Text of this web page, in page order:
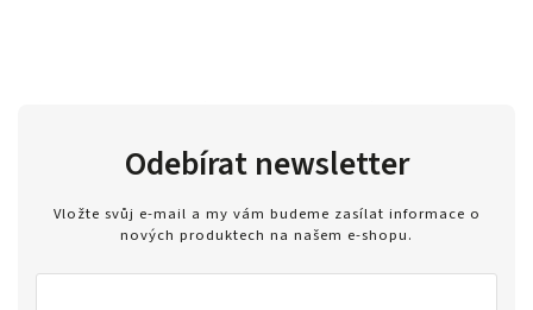
Odebírat newsletter
Vložte svůj e-mail a my vám budeme zasílat informace o
nových produktech na našem e-shopu.